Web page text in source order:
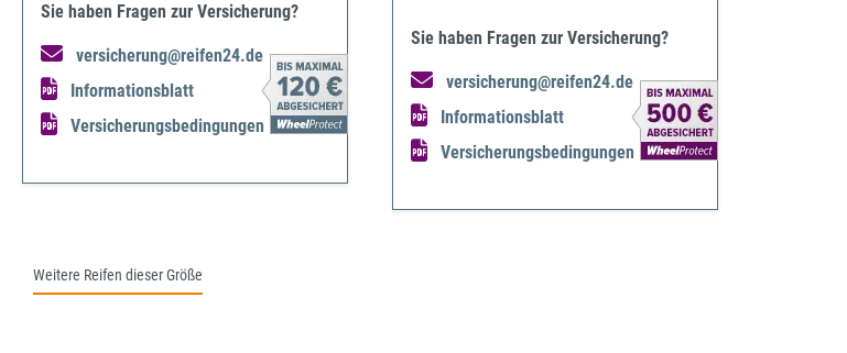
Sie haben Fragen zur Versicherung?
versicherung@reifen24.de
Informationsblatt
Versicherungsbedingungen
Sie haben Fragen zur Versicherung?
versicherung@reifen24.de
Informationsblatt
Versicherungsbedingungen
Weitere Reifen dieser Größe